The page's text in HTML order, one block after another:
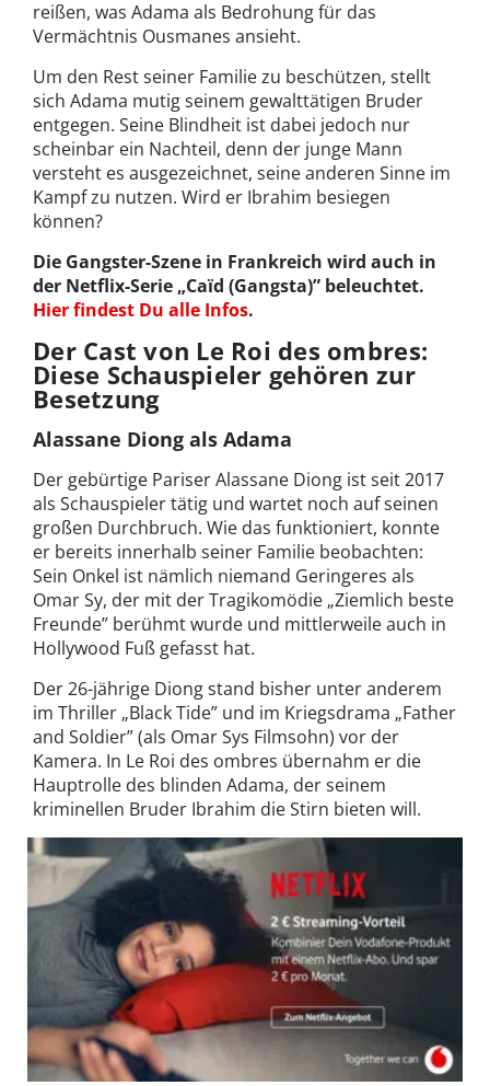
reißen, was Adama als Bedrohung für das
Vermächtnis Ousmanes ansieht.
Um den Rest seiner Familie zu beschützen, stellt
sich Adama mutig seinem gewalttätigen Bruder
entgegen. Seine Blindheit ist dabei jedoch nur
scheinbar ein Nachteil, denn der junge Mann
versteht es ausgezeichnet, seine anderen Sinne im
Kampf zu nutzen. Wird er Ibrahim besiegen
können?
Die Gangster-Szene in Frankreich wird auch in
der Netflix-Serie „Caïd (Gangsta)” beleuchtet.
Hier findest Du alle Infos.
Der Cast von Le Roi des ombres:
Diese Schauspieler gehören zur
Besetzung
Alassane Diong als Adama
Der gebürtige Pariser Alassane Diong ist seit 2017
als Schauspieler tätig und wartet noch auf seinen
großen Durchbruch. Wie das funktioniert, konnte
er bereits innerhalb seiner Familie beobachten:
Sein Onkel ist nämlich niemand Geringeres als
Omar Sy, der mit der Tragikomödie „Ziemlich beste
Freunde” berühmt wurde und mittlerweile auch in
Hollywood Fuß gefasst hat.
Der 26-jährige Diong stand bisher unter anderem
im Thriller „Black Tide” und im Kriegsdrama „Father
and Soldier” (als Omar Sys Filmsohn) vor der
Kamera. In Le Roi des ombres übernahm er die
Hauptrolle des blinden Adama, der seinem
kriminellen Bruder Ibrahim die Stirn bieten will.